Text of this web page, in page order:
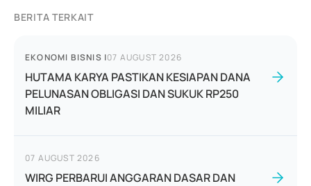
BERITA TERKAIT
EKONOMI BISNIS |07 AUGUST 2026
HUTAMA KARYA PASTIKAN KESIAPAN DANA
PELUNASAN OBLIGASI DAN SUKUK RP250
MILIAR
07 AUGUST 2026
WIRG PERBARUI ANGGARAN DASAR DAN